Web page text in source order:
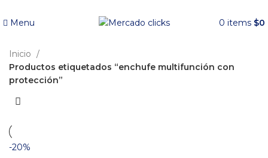
Menu
0 items $0
Inicio
Productos etiquetados “enchufe multifunción con
protección”
-20%